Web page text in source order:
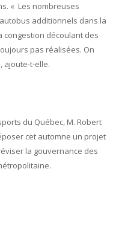
« Les nombreuses
additionnels dans la
découlant des
pas réalisées. On
ajoute-t-elle.
du Québec, M. Robert
cet automne un projet
la gouvernance des